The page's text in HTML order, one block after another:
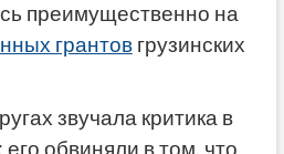
преимущественно на
грантовгрузинских
звучала критика в
обвиняли в том, что